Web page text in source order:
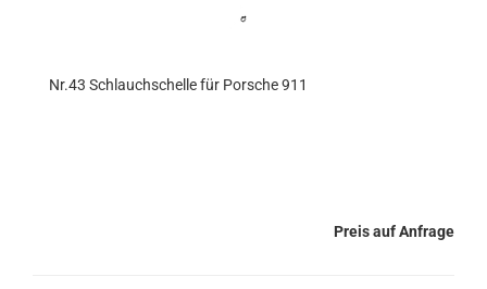
Nr.43 Schlauchschelle für Porsche 911
Preis auf Anfrage